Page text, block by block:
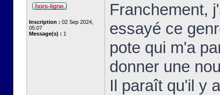
Inscription : 02 Sep 2024,
05:07
Message(s) : 1
Franchement,
essayé ce
pote qui m'a
donner une
Il paraît qu'il y